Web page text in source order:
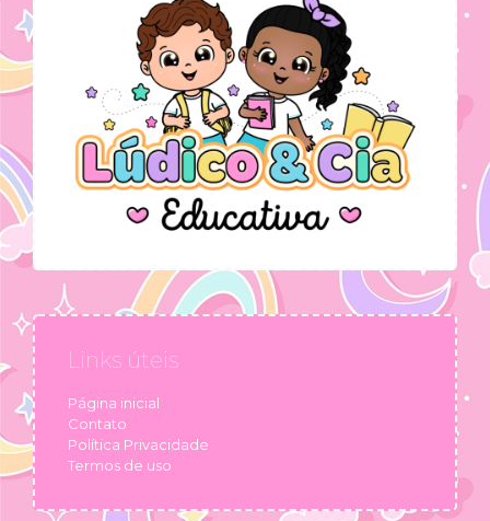
Links úteis
Página inicial
Contato
Política Privacidade
Termos de uso